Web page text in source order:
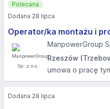
Operator/ka montażu i
ManpowerGroup
Rzeszów
umowa o pracę
Polecana
Dodana 28 lipca
Dodana 28 lipca